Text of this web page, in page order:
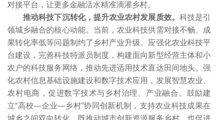
对接平台，让更多金融活水精准滴灌乡村。
推动科技下沉转化，提升农业农村发展质效。 科技是引
领城乡融合的核心动能。当前，农业科技供需对接不畅、成
果转化率低等问题制约了乡村产业升级。应强化农业科技平
台建设，完善科技特派员制度，构建面向新型经营主体和小
农户的科技服务网络，推动先进适用技术直达田间地头。强
化农村信息基础设施建设和数字技术应用，发展智慧农业、
农村电商，促进数字技术与乡村治理、产业融合。鼓励建
立“高校—企业—乡村”协同创新机制，支持农业科技成果在
城乡之间双向转化，既推动城市创新资源服务乡村，也促进